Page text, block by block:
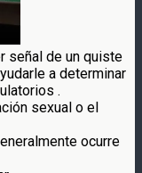
señal de un quiste
a determinar
.
sexual o el
ocurre